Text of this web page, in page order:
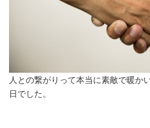
人との繋がりって本当に素敵で暖か
日でした。